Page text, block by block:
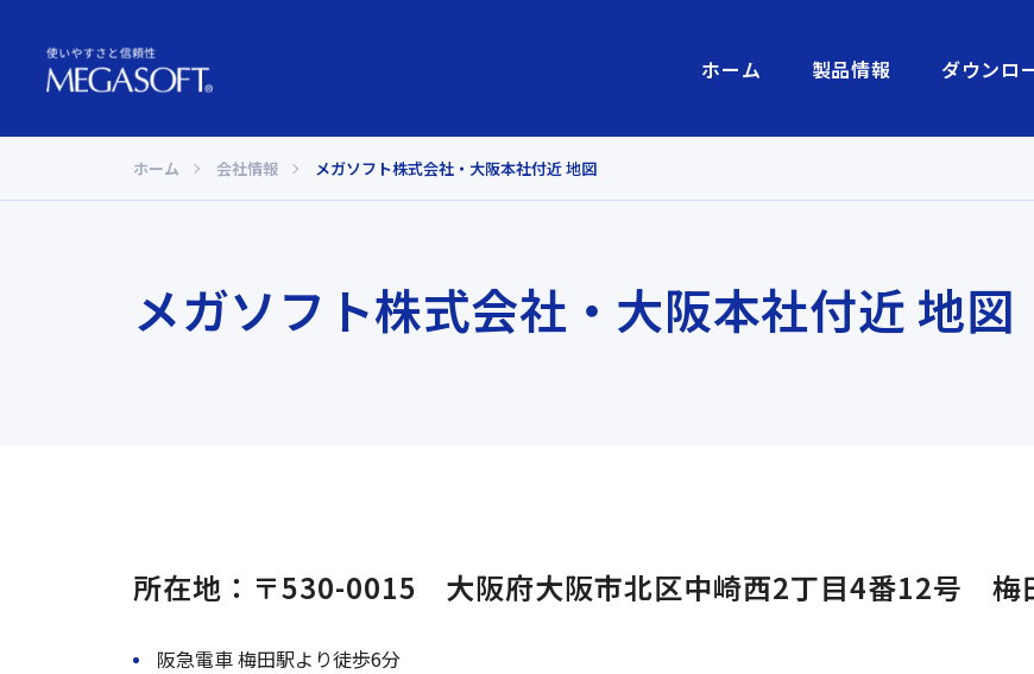
ホーム 製品情報 ダウンロ
ホーム 会社情報 メガソフト株式会社・大阪本社付近 地図
メガソフト株式会社・大阪本社付近 地図
所在地：〒530-0015 大阪府大阪市北区中崎西2丁目4番12号 梅
阪急電車 梅田駅より徒歩6分